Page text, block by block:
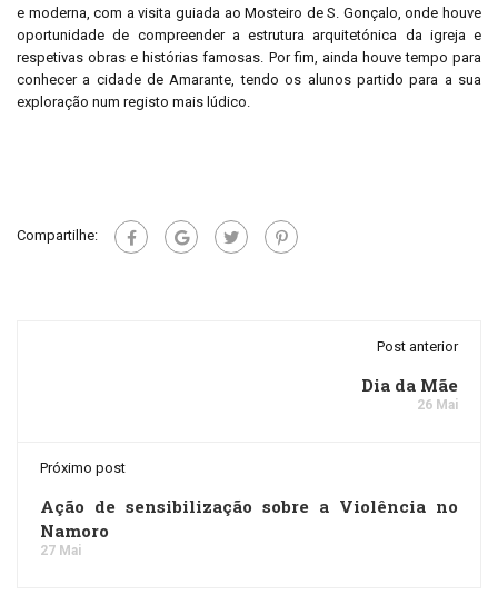
e moderna, com a visita guiada ao Mosteiro de S. Gonçalo, onde houve
oportunidade de compreender a estrutura arquitetónica da igreja e
respetivas obras e histórias famosas. Por fim, ainda houve tempo para
conhecer a cidade de Amarante, tendo os alunos partido para a sua
exploração num registo mais lúdico.
Compartilhe:
Post anterior
Dia da Mãe
26 Mai
Próximo post
Ação de sensibilização sobre a Violência no
Namoro
27 Mai